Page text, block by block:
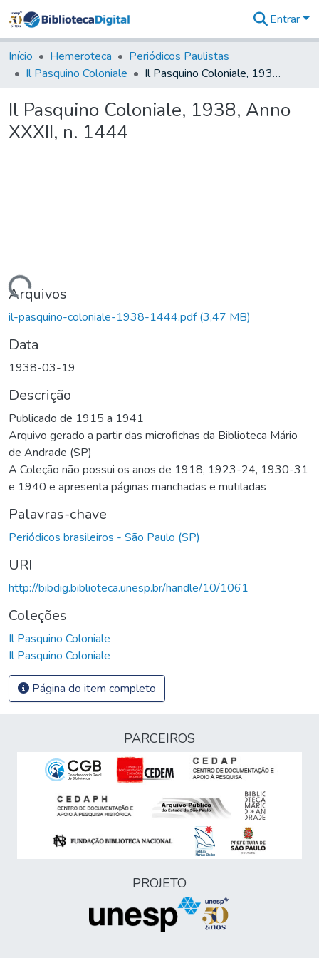
Entrar
Início Hemeroteca
Periódicos Paulistas
Il Pasquino Coloniale
Il Pasquino Coloniale, 1938, Anno XXXII, n. 1444
Il Pasquino Coloniale, 1938, Anno
XXXII, n. 1444
Arquivos
il-pasquino-coloniale-1938-1444.pdf(3,47 MB)
Data
1938-03-19
Descrição
Publicado de 1915 a 1941
Arquivo gerado a partir das microfichas da Biblioteca Mário
de Andrade (SP)
A Coleção não possui os anos de 1918, 1923-24, 1930-31
e 1940 e apresenta páginas manchadas e mutiladas
Palavras-chave
Periódicos brasileiros - São Paulo (SP)
URI
http://bibdig.biblioteca.unesp.br/handle/10/1061
Coleções
Il Pasquino Coloniale
Il Pasquino Coloniale
Página do item completo
PARCEIROS
PROJETO